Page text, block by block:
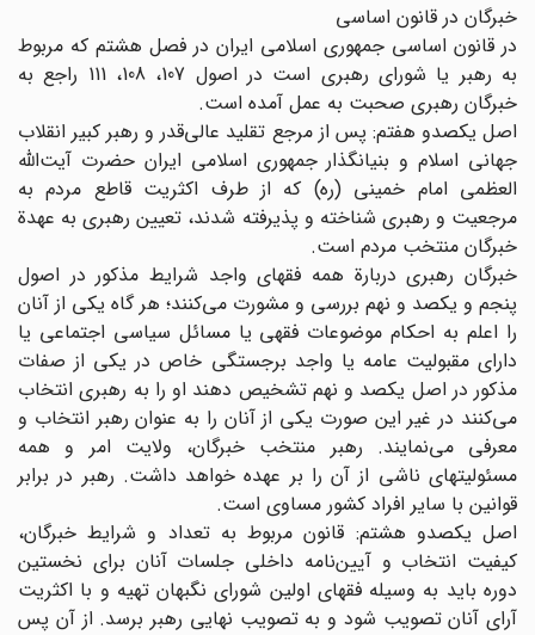
خبرگان در قانون اساسی
در قانون اساسی جمهوری اسلامی ایران در فصل هشتم که مربوط
به رهبر یا شورای رهبری است در اصول 107، 108، 111 راجع به
خبرگان رهبری صحبت به عمل آمده است.
اصل یکصدو هفتم: پس از مرجع تقلید عالی‌قدر و رهبر کبیر انقلاب
جهانی اسلام و بنیانگذار جمهوری اسلامی ایران حضرت ‌آیت‌الله
العظمی امام خمینی (ره) که از طرف اکثریت قاطع مردم به
مرجعیت و رهبری شناخته و پذیرفته شدند، تعیین رهبری به عهدة
خبرگان منتخب مردم است.
خبرگان رهبری دربارة همه فقهای واجد شرایط مذکور در اصول
پنجم و یکصد و نهم بررسی و مشورت می‌کنند؛ هر گاه یکی از آنان
را اعلم به احکام موضوعات فقهی یا مسائل سیاسی اجتماعی یا
دارای مقبولیت عامه یا واجد برجستگی خاص در یکی از صفات
مذکور در اصل یکصد و نهم تشخیص دهند او را به رهبری انتخاب
می‌کنند در غیر این صورت یکی از آنان را به عنوان رهبر انتخاب و
معرفی می‌نمایند. رهبر منتخب خبرگان، ولایت امر و همه
مسئولیتهای ناشی از آن را بر عهده خواهد داشت. رهبر در برابر
قوانین با سایر افراد کشور مساوی است.
اصل یکصدو هشتم: قانون مربوط به تعداد و شرایط خبرگان،
کیفیت انتخاب و آیین‌نامه داخلی جلسات آنان برای نخستین
دوره باید به وسیله فقهای اولین شورای نگبهان تهیه و با اکثریت
آرای آنان تصویب شود و به تصویب نهایی رهبر برسد. از آن پس